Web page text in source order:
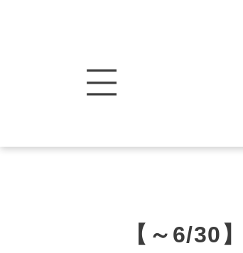
【～6/30